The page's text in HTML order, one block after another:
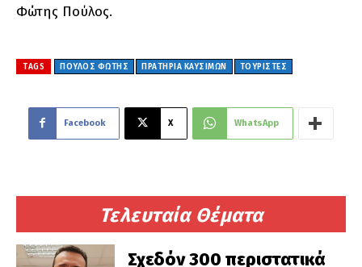
Τελευταία Θέματα
Σχεδόν 300 περιστατικά
Φώτης Πούλος.
TAGS ΠΟΥΛΟΣ ΦΩΤΗΣ ΠΡΑΤΗΡΙΑ ΚΑΥΣΙΜΩΝ ΤΟΥΡΙΣΤΕΣ
Facebook X WhatsApp